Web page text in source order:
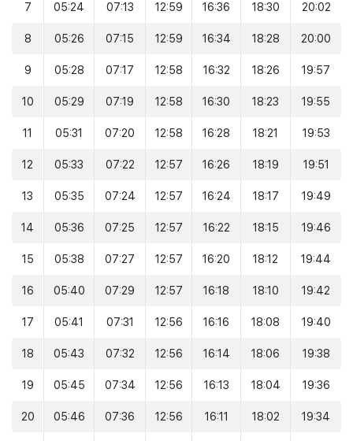
7 05:24 07:13 12:59 16:36 18:30 20:02
8 05:26 07:15 12:59 16:34 18:28 20:00
9 05:28 07:17 12:58 16:32 18:26 19:57
10 05:29 07:19 12:58 16:30 18:23 19:55
11 05:31 07:20 12:58 16:28 18:21 19:53
12 05:33 07:22 12:57 16:26 18:19 19:51
13 05:35 07:24 12:57 16:24 18:17 19:49
14 05:36 07:25 12:57 16:22 18:15 19:46
15 05:38 07:27 12:57 16:20 18:12 19:44
16 05:40 07:29 12:57 16:18 18:10 19:42
17 05:41 07:31 12:56 16:16 18:08 19:40
18 05:43 07:32 12:56 16:14 18:06 19:38
19 05:45 07:34 12:56 16:13 18:04 19:36
20 05:46 07:36 12:56 16:11 18:02 19:34